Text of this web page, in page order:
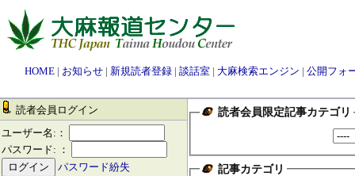
HOME | お知らせ | 新規読者登録 | 談話室 | 大麻検索エンジン | 公開フォ
読者会員ログイン
ユーザー名:：
パスワード: ：
パスワード紛失
読者会員限定記事カテゴリ
記事カテゴリ